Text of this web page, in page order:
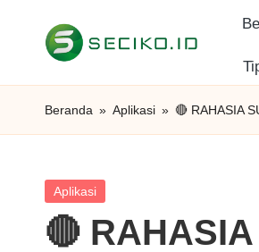
S
e
i
k
Informasi
dan
Beranda » Aplikasi » 🔴 RAHASIA
Posted
Aplikasi
🔴